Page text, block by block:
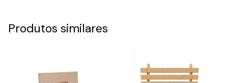
Produtos similares